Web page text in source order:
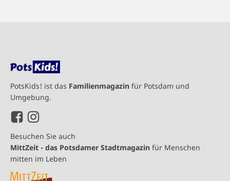
PotsKids! ist das Familienmagazin für Potsdam und
Umgebung.
Besuchen Sie auch
MittZeit - das Potsdamer Stadtmagazin für Menschen
mitten im Leben